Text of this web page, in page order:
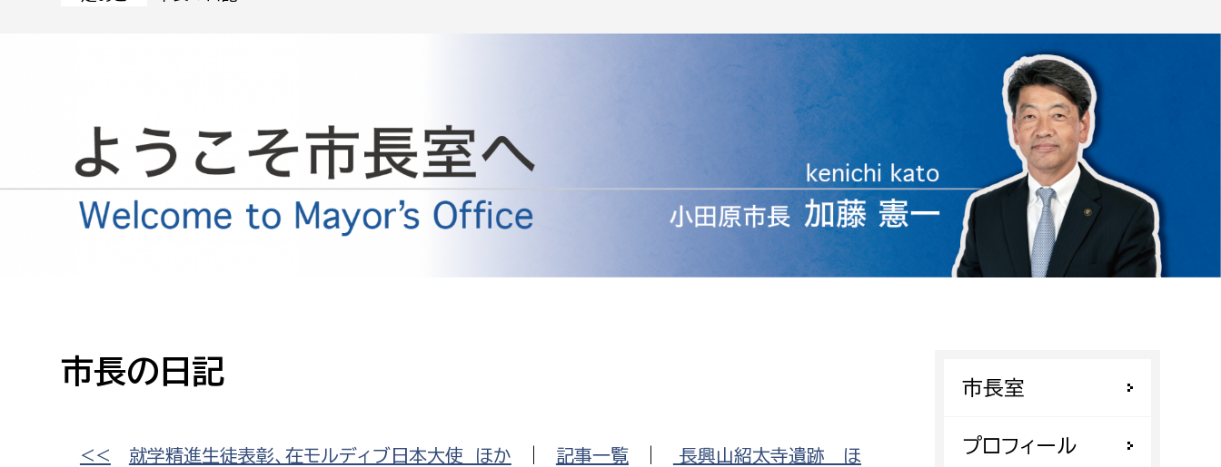
防災・ハザードマップ 避難場所 消防
小・中学生
高校生・大学生など
若者
障がい者
防災・安全
福祉・健康
環境・エネルギー
文化・生涯学習
届け出や申請をしたい
証明書がほしい
相談をしたい
支払いをしたい
働きたい
小田原のことを知りたい
イベント・講座などに参加したい
デジタル推進課
市民税課
地域安全課
スポーツ課
環境保護課
市長の日記
<< 就学精進生徒表彰、在モルディブ日本大使 ほか 記事一覧|
長興山紹太寺遺跡 ほ
市長室
プロフィール